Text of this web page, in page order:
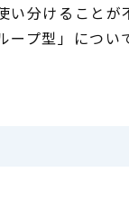
分けることが
プ型」につい